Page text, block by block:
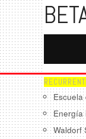
Escuela
Energía
Waldorf